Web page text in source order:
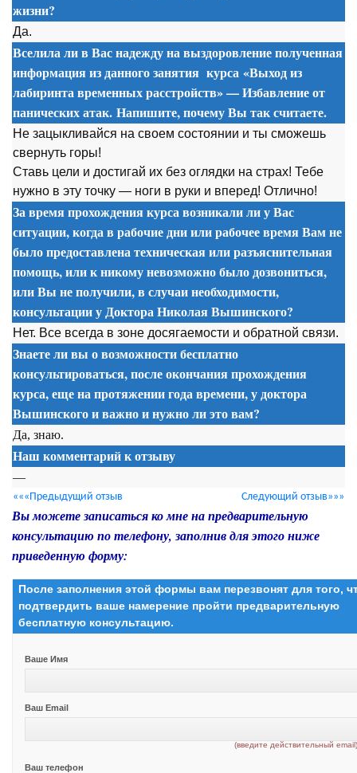
жизни?
Да.
Вселила ли в Вас надежду на выздоровление полученная
информация из данного занятия курса «Выход из
лабиринта временных расстройств» — Избавление от
панических атак. Напишите, почему Вы так считаете.
Не зацыкливайся на своем состоянии и ты сможешь
свернуть горы!
Ставь цели и достигай их без оглядки на страх! Тебе
нужно в эту точку — ноги в руки и вперед! Отлично!
За время прохождения курса возникали ли у Вас
ситуации, когда в рабочие дни или рабочее время Вам не
было предоставлена техническая или разъяснительная
помощь, или к никому невозможно было дозвониться,
или Вы не получили, в случаи необходимости,
консультации у Доктора Николая Вышинского?
Нет. Все всегда в зоне досягаемости и обратной связи.
Знаете ли вы о возможности бесплатно
консультироваться, после окончания прохождения
курса, еще на протяжении года времени, у доктора
Вышинского и важно и нужно ли это вам?
Да, знаю.
Наш комментарий к отзыву
—
«««Предыдущий отзыв Следующий отзыв»»»
Вы можете записаться ко мне на предварительную
консультацию по телефону, заполнив для этого ниже
приведенную форму:
После заполнения этой формы вам перезвонят для того,
подтвердить ваше намерение пройти предварительную
бесплатную консультацию.
Ваше Имя
Ваш Email
(введите действительный
Ваш телефон